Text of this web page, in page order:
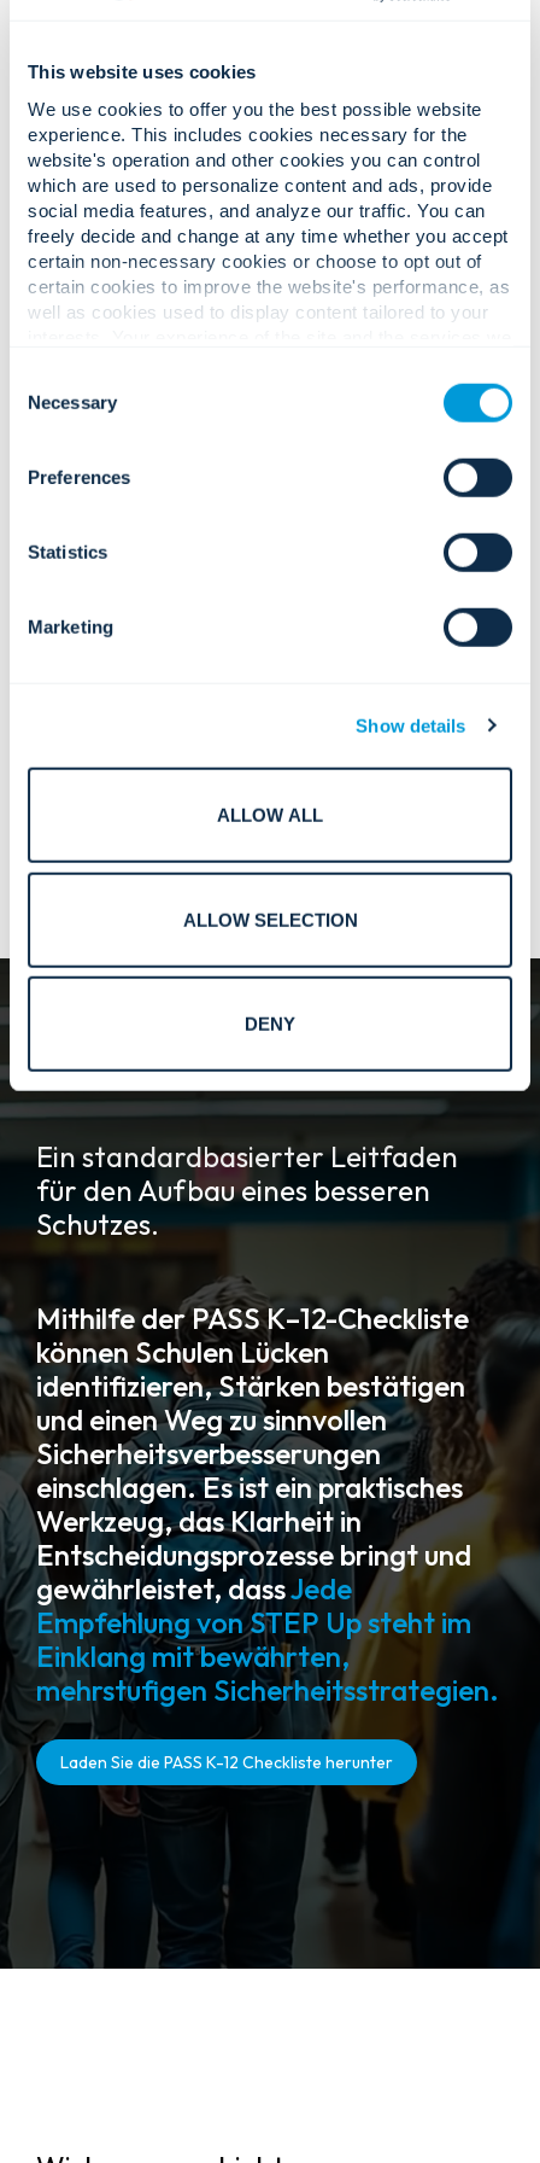
This website uses cookies
We use cookies to offer you the best possible website
experience. This includes cookies necessary for the
website's operation and other cookies you can control
which are used to personalize content and ads, provide
social media features, and analyze our traffic. You can
freely decide and change at any time whether you accept
certain non-necessary cookies or choose to opt out of
certain cookies to improve the website's performance, as
well as cookies used to display content tailored to your
cookies. Click "Show details" below for more information
about who we share your information with.
Selection
Necessary
Preferences
Statistics
Marketing
Show details
ALLOW ALL
ALLOW SELECTION
DENY
Entdeckungssitzung.
Das Convergint-Team validiert die Prioritäten,
Förderfähigkeit.
Umfangsentwicklung.
Convergint begleitet die Verfeinerung des
Arbeitsumfangs in Übereinstimmung mit den
Förderzielen und den Prioritäten der Schule.
Vergabe und Umsetzung.
Ausgewählte Schulen erhalten Sachleistungen in
Form von Systemverbesserungen, Installation
Ein standardbasierter Leitfaden
für den Aufbau eines besseren
Schutzes.
Mithilfe der PASS K–12-Checkliste
können Schulen Lücken
identifizieren, Stärken bestätigen
und einen Weg zu sinnvollen
Sicherheitsverbesserungen
einschlagen. Es ist ein praktisches
Werkzeug, das Klarheit in
Entscheidungsprozesse bringt und
gewährleistet, dassJede
Empfehlung von STEP Up steht im
Einklang mit bewährten,
mehrstufigen Sicherheitsstrategien.
Laden Sie die PASS K-12 Checkliste herunter